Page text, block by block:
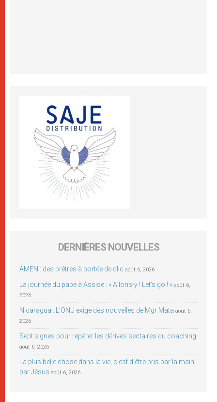
DERNIÈRES NOUVELLES
AMEN : des prêtres à portée de clic août 6, 2026
La journée du pape à Assise : « Allons-y ! Let’s go ! » août 6,
2026
Nicaragua : L’ONU exige des nouvelles de Mgr Mata août 6,
2026
Sept signes pour repérer les dérives sectaires du coaching
août 6, 2026
La plus belle chose dans la vie, c’est d’être pris par la main
par Jésus août 6, 2026